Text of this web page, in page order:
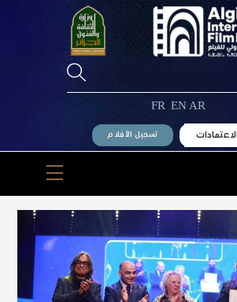
AR
EN
FR
الاعتمادات تسجيل الأفلام
Menu